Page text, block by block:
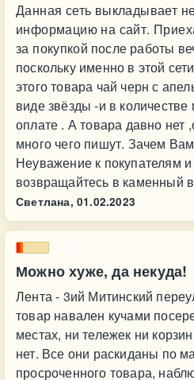
Данная сеть выкладывает
информацию на сайт.
за покупкой после работы
поскольку именно в этой
этого товара чай черн с
виде звёзды -и в количестве
оплате . А товара давно нет
много чего пишут. Зачем Вам
Неуважение к покупателям и
возвращайтесь в каменный
Светлана, 01.02.2023
Можно хуже, да некуда!
Лента - 3ий Митинский
товар навален кучами
местах, ни тележек ни
нет. Все они раскиданы по
просроченного товара,